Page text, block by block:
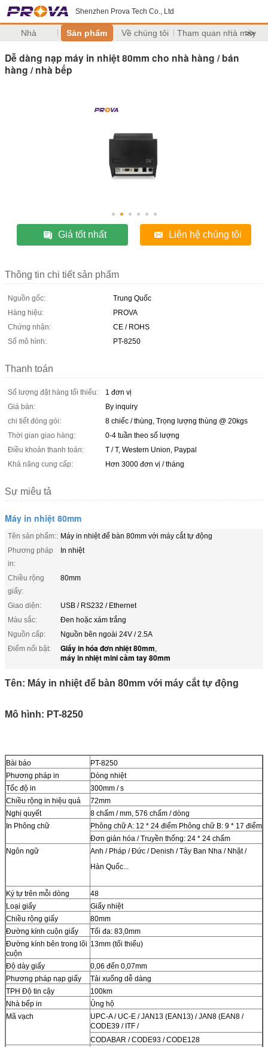
Shenzhen Prova Tech Co., Ltd
Nhà Sản phẩm Về chúng tôi Tham quan nhà máy
>>
Dễ dàng nạp máy in nhiệt 80mm cho nhà hàng / bán
hàng / nhà bếp
Giá tốt nhất Liên hệ chúng tôi
Thông tin chi tiết sản phẩm
Nguồn gốc:
Trung Quốc
Hàng hiệu:
PROVA
Chứng nhận:
CE / ROHS
Số mô hình:
PT-8250
Thanh toán
Số lượng đặt hàng tối thiểu:
1 đơn vị
Giá bán:
By inquiry
chi tiết đóng gói:
8 chiếc / thùng, Trọng lượng thùng @ 20kgs
Thời gian giao hàng:
0-4 tuần theo số lượng
Điều khoản thanh toán:
T / T, Western Union, Paypal
Khả năng cung cấp:
Hơn 3000 đơn vị / tháng
Sự miêu tả
Máy in nhiệt 80mm
Tên sản phẩm:: Máy in nhiệt để bàn 80mm với máy cắt tự động
Phương pháp
in:
In nhiệt
Chiều rộng
giấy:
80mm
Giao diện:
USB / RS232 / Ethernet
Màu sắc:
Đen hoặc xám trắng
Nguồn cấp:
Nguồn bên ngoài 24V / 2.5A
Điểm nổi bật:
Giấy in hóa đơn nhiệt 80mm,
máy in nhiệt mini cầm tay 80mm
Tên: Máy in nhiệt để bàn 80mm với máy cắt tự động
Mô hình: PT-8250
Bài báo
PT-8250
Phương pháp in
Dòng nhiệt
Tốc độ in
300mm / s
Chiều rộng in hiệu quả
72mm
Nghị quyết
8 chấm / mm, 576 chấm / dòng
In Phông chữ
Phông chữ A: 12 * 24 điểm Phông chữ B: 9 * 17 điểm
Đơn giản hóa / Truyền thống: 24 * 24 chấm
Ngôn ngữ
Anh / Pháp / Đức / Denish / Tây Ban Nha / Nhật /
Hàn Quốc...
Ký tự trên mỗi dòng
48
Loại giấy
Giấy nhiệt
Chiều rộng giấy
80mm
Đường kính cuộn giấy
Tối đa: 83,0mm
Đường kính bên trong lõi
cuộn
13mm (tối thiểu)
Độ dày giấy
0,06 đến 0,07mm
Phương pháp nạp giấy
Tải xuống dễ dàng
TPH Độ tin cậy
100km
Nhà bếp in
Ủng hộ
Mã vạch
UPC-A / UC-E / JAN13 (EAN13) / JAN8 (EAN8 /
CODE39 / ITF /
CODABAR / CODE93 / CODE128